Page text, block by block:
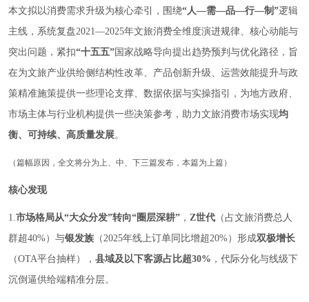
本文拟以消费需求升级为核心牵引，围绕“人—需—品—行—制”逻辑
主线，系统复盘2021—2025年文旅消费全维度演进规律、核心动能与
突出问题，紧扣“十五五” 国家战略导向提出趋势预判与优化路径，旨
在为文旅产业供给侧结构性改革、产品创新升级、运营效能提升与政
策精准施策提供一些理论支撑、数据依据与实操指引，为地方政府、
市场主体与行业机构提供一些决策参考，助力文旅消费市场实现均
衡、可持续、高质量发展。
（篇幅原因，全文将分为上、中、下三篇发布，本篇为上篇）
核心发现
1.市场格局从“大众分发”转向“圈层深耕” ， Z世代 （占文旅消费总人
群超40%）与银发族 （2025年线上订单同比增超20%）形成双极增长
（OTA平台抽样）， 县域及以下客源占比超30% ，代际分化与线级下
沉倒逼供给端精准分层。